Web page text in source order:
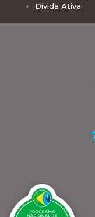
Dívida Ativa